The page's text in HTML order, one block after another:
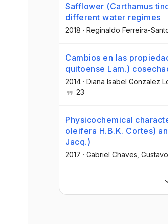
Safflower (Carthamus
different water regimes
2018 · Reginaldo Ferreira-
Cambios en las
quitoense Lam.)
2014 · Diana Isabel Gonzalez
23
Physicochemical
oleifera H.B.K. Cortes)
Jacq.)
2017 · Gabriel Chaves ,